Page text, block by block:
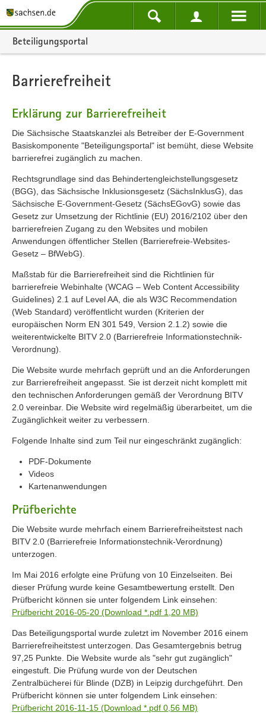
Beteiligungsportal
Barrierefreiheit
Erklärung zur Barrierefreiheit
Die Sächsische Staatskanzlei als Betreiber der E-Government
Basiskomponente "Beteiligungsportal" ist bemüht, diese Website
barrierefrei zugänglich zu machen.
Rechtsgrundlage sind das Behindertengleichstellungsgesetz
(BGG), das Sächsische Inklusionsgesetz (SächsInklusG), das
Sächsische E-Government-Gesetz (SächsEGovG) sowie das
Gesetz zur Umsetzung der Richtlinie (EU) 2016/2102 über den
barrierefreien Zugang zu den Websites und mobilen
Anwendungen öffentlicher Stellen (Barrierefreie-Websites-
Gesetz – BfWebG).
Maßstab für die Barrierefreiheit sind die Richtlinien für
barrierefreie Webinhalte (WCAG – Web Content Accessibility
Guidelines) 2.1 auf Level AA, die als W3C Recommendation
(Web Standard) veröffentlicht wurden (Kriterien der
europäischen Norm EN 301 549, Version 2.1.2) sowie die
weiterentwickelte BITV 2.0 (Barrierefreie Informationstechnik-
Verordnung).
Die Website wurde mehrfach geprüft und an die Anforderungen
zur Barrierefreiheit angepasst. Sie ist derzeit nicht komplett mit
den technischen Anforderungen gemäß der Verordnung BITV
2.0 vereinbar. Die Website wird regelmäßig überarbeitet, um die
Zugänglichkeit weiter zu verbessern.
Folgende Inhalte sind zum Teil nur eingeschränkt zugänglich:
PDF-Dokumente
Videos
Kartenanwendungen
Prüfberichte
Die Website wurde mehrfach einem Barrierefreiheitstest nach
BITV 2.0 (Barrierefreie Informationstechnik-Verordnung)
unterzogen.
Im Mai 2016 erfolgte eine Prüfung von 10 Einzelseiten. Bei
dieser Prüfung wurde keine Gesamtbewertung erstellt. Den
Prüfbericht können sie unter folgendem Link einsehen:
Prüfbericht 2016-05-20 (Download *.pdf 1,20 MB)
Das Beteiligungsportal wurde zuletzt im November 2016 einem
Barrierefreiheitstest unterzogen. Das Gesamtergebnis betrug
97,25 Punkte. Die Website wurde als "sehr gut zugänglich"
eingestuft. Die Prüfung wurde von der Deutschen
Zentralbücherei für Blinde (DZB) in Leipzig durchgeführt. Den
Prüfbericht können sie unter folgendem Link einsehen:
Prüfbericht 2016-11-15 (Download *.pdf 0,56 MB)